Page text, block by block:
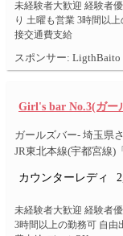
未経験者大歓迎 経験者
り 土曜も営業 3時間以
接交通費支給
スポンサー: LigthBaito
Girl's bar No.3(ガー
ガールズバー- 埼玉県
JR東北本線(宇都宮線)
カウンターレディ
未経験者大歓迎 経験者
3時間以上の勤務可 自由